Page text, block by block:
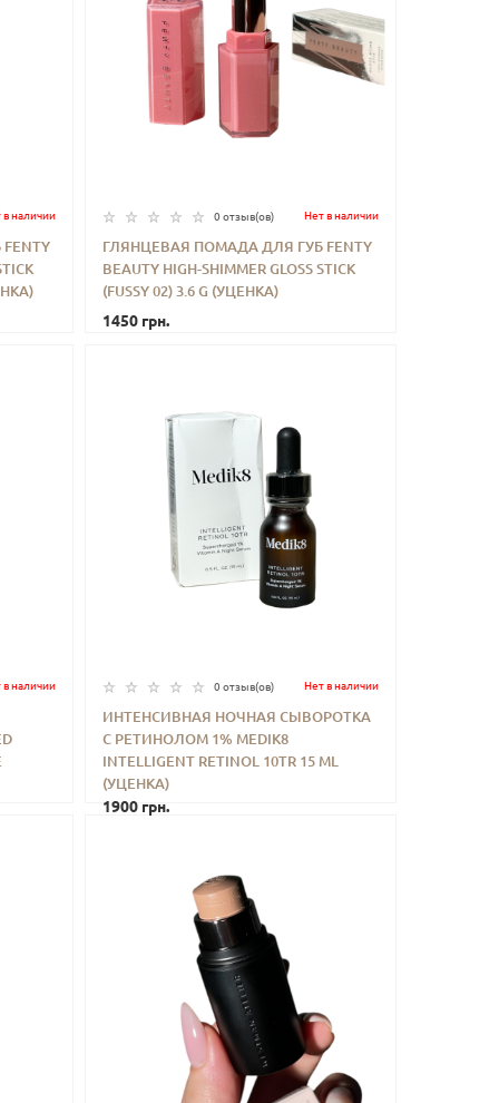
в наличии 0 отзыв(ов) Нет в наличии
ГЛЯНЦЕВАЯ ПОМАДА ДЛЯ ГУБ FENTY
BEAUTY HIGH-SHIMMER GLOSS STICK
(FUSSY 02) 3.6 G (УЦЕНКА)
1450 грн.
- +
в наличии 0 отзыв(ов) Нет в наличии
ИНТЕНСИВНАЯ НОЧНАЯ СЫВОРОТКА
С РЕТИНОЛОМ 1% MEDIK8
INTELLIGENT RETINOL 10TR 15 ML
(УЦЕНКА)
1900 грн.
- + КУПИТЬ